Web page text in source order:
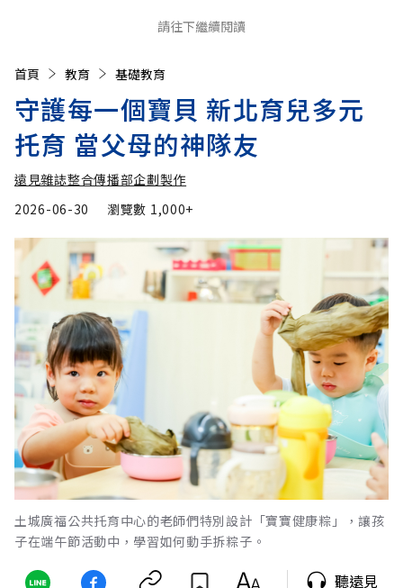
請往下繼續閱讀
首頁 教育 基礎教育
守護每一個寶貝 新北育兒多元
托育 當父母的神隊友
遠見雜誌整合傳播部企劃製作
2026-06-30
瀏覽數 1,000+
土城廣福公共托育中心的老師們特別設計「寶寶健康粽」，讓孩
子在端午節活動中，學習如何動手拆粽子。
聽遠見